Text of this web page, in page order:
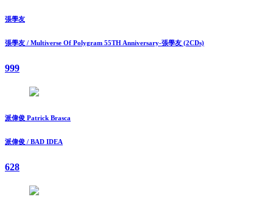
張學友
張學友 / Multiverse Of Polygram 55TH Anniversary-張學友 (2CDs)
999
派偉俊 Patrick Brasca
派偉俊 / BAD IDEA
628